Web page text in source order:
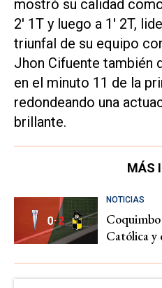
mostró su calidad
2' 1T y luego a 1' 2T,
triunfal de su equipo
Jhon Cifuente también
en el minuto 11 de la
redondeando una
brillante.
MÁS
NOTICIAS
Católica y